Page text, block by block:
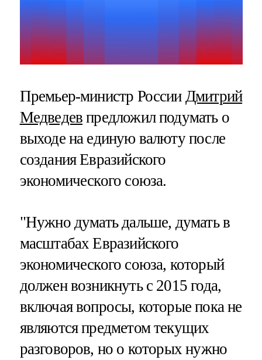
Премьер-министр России Дмитрий
Медведев предложил подумать о
выходе на единую валюту после
создания Евразийского
экономического союза.
"Нужно думать дальше, думать в
масштабах Евразийского
экономического союза, который
должен возникнуть с 2015 года,
включая вопросы, которые пока не
являются предметом текущих
разговоров, но о которых нужно